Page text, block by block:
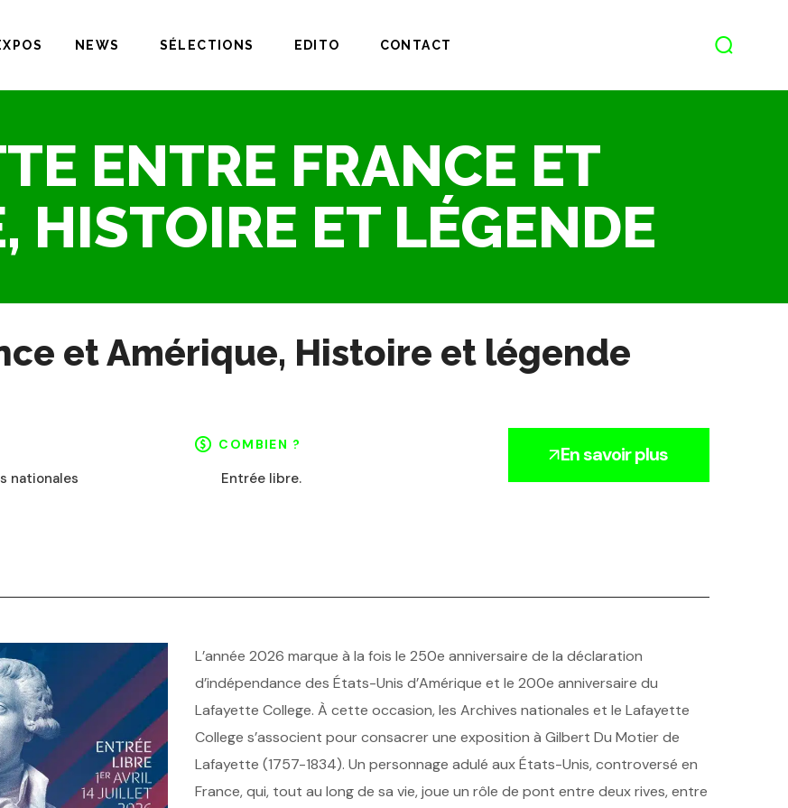
NEWS SÉLECTIONS EDITO CONTACT
ENTRE FRANCE ET
HISTOIRE ET LÉGENDE
et Amérique, Histoire et légende
nationales
COMBIEN ?
Entrée libre.
En savoir plus
L’année 2026 marque à la fois le 250e anniversaire de la déclaration
d’indépendance des États-Unis d’Amérique et le 200e anniversaire du
Lafayette College. À cette occasion, les Archives nationales et le Lafayette
College s’associent pour consacrer une exposition à Gilbert Du Motier de
Lafayette (1757-1834). Un personnage adulé aux États-Unis, controversé en
France, qui, tout au long de sa vie, joue un rôle de pont entre deux rives, entre